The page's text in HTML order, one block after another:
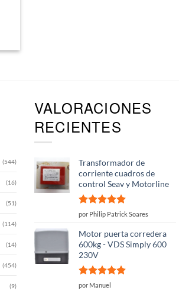
(544)
(16)
(51)
(114)
(14)
(454)
(9)
VALORACIONES
RECIENTES
Transformador de
corriente cuadros de
control Seav y Motorline
Valorado
por Philip Patrick Soares
Motor puerta corredera
600kg - VDS Simply 600
230V
Valorado
por Manuel